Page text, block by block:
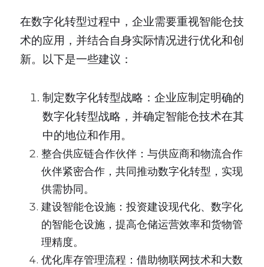
在数字化转型过程中，企业需要重视智能仓技
术的应用，并结合自身实际情况进行优化和创
新。以下是一些建议：
制定数字化转型战略：企业应制定明确的
数字化转型战略，并确定智能仓技术在其
中的地位和作用。
整合供应链合作伙伴：与供应商和物流合作
伙伴紧密合作，共同推动数字化转型，实现
供需协同。
建设智能仓设施：投资建设现代化、数字化
的智能仓设施，提高仓储运营效率和货物管
理精度。
优化库存管理流程：借助物联网技术和大数